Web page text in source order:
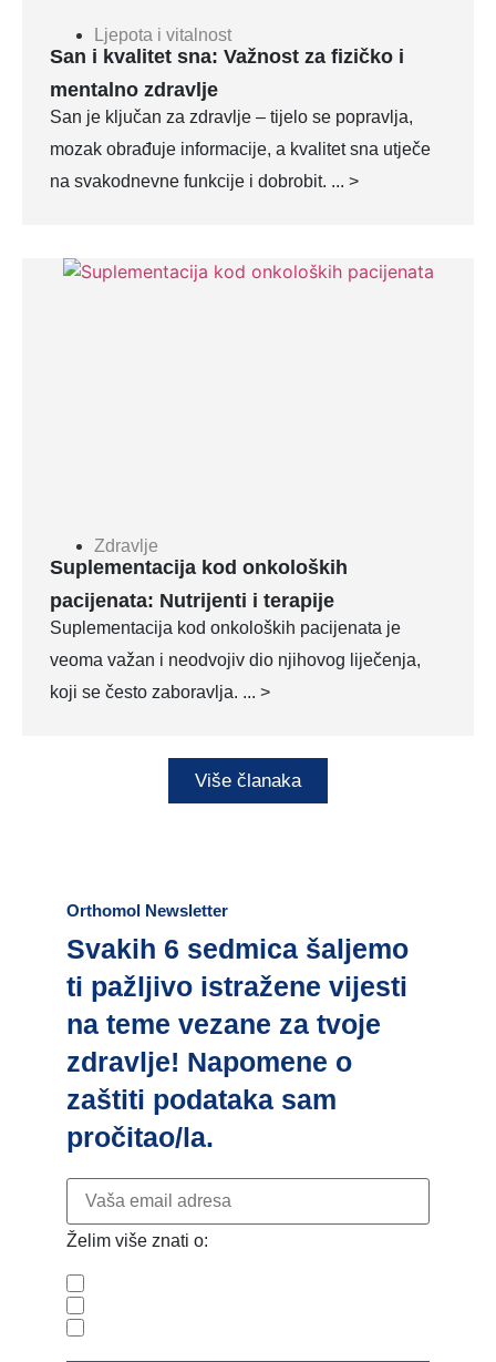
Ljepota i vitalnost
San i kvalitet sna: Važnost za fizičko i
mentalno zdravlje
San je ključan za zdravlje – tijelo se popravlja,
mozak obrađuje informacije, a kvalitet sna utječe
na svakodnevne funkcije i dobrobit. ... >
Zdravlje
Suplementacija kod onkoloških
pacijenata: Nutrijenti i terapije
Suplementacija kod onkoloških pacijenata je
veoma važan i neodvojiv dio njihovog liječenja,
koji se često zaboravlja. ... >
Više članaka
Orthomol Newsletter
Svakih 6 sedmica šaljemo
ti pažljivo istražene vijesti
na teme vezane za tvoje
zdravlje! Napomene o
zaštiti podataka sam
pročitao/la.
Želim više znati o: